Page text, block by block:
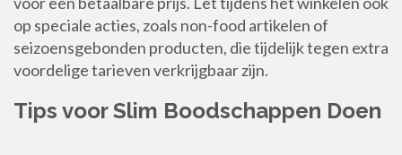
op speciale acties, zoals non-food artikelen of
seizoensgebonden producten, die tijdelijk tegen extra
voordelige tarieven verkrijgbaar zijn.
Tips voor Slim Boodschappen Doen